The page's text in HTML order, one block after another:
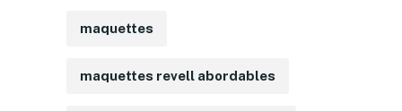
maquettes
maquettes revell abordables